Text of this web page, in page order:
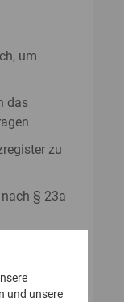
um
das
zu
§ 23a
und unsere